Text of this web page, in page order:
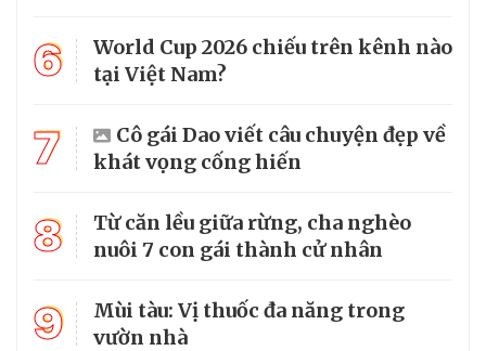
6
World Cup 2026 chiếu trên kênh nào
tại Việt Nam?
7
Cô gái Dao viết câu chuyện đẹp về
khát vọng cống hiến
8
Từ căn lều giữa rừng, cha nghèo
nuôi 7 con gái thành cử nhân
9
Mùi tàu: Vị thuốc đa năng trong
vườn nhà